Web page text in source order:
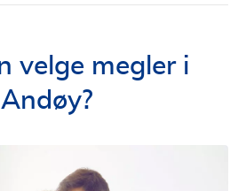
velge megler i
Andøy?